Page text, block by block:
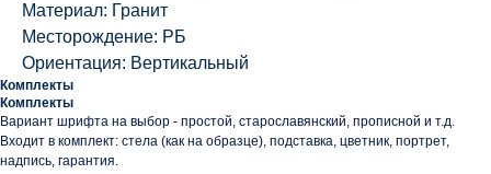
Материал: Гранит
Месторождение: РБ
Ориентация: Вертикальный
Комплекты
Комплекты
Вариант шрифта на выбор - простой, старославянский, прописной и т.д.
Входит в комплект: стела (как на образце), подставка, цветник, портрет,
надпись, гарантия.